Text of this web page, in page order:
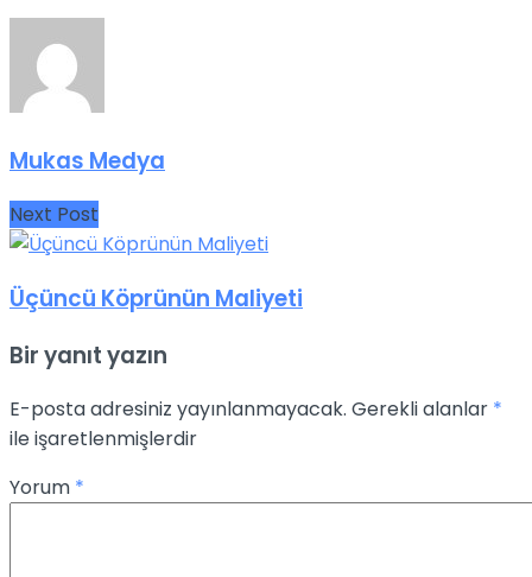
Mukas Medya
Next Post
Üçüncü Köprünün Maliyeti
Bir yanıt yazın
E-posta adresiniz yayınlanmayacak. Gerekli alanlar *
ile işaretlenmişlerdir
Yorum *